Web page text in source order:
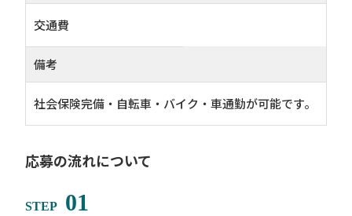
交通費
備考
社会保険完備・自転車・バイク・車通勤が可能です。
応募の流れについて
STEP 01